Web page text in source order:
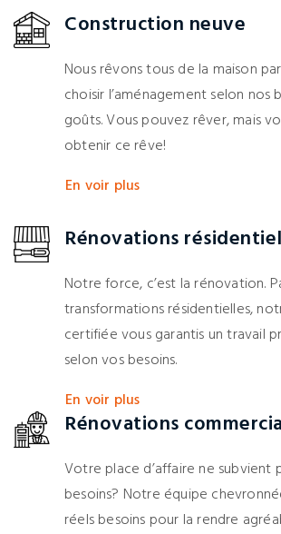
Construction neuve
Nous rêvons tous de la maison
choisir l’aménagement selon nos
goûts. Vous pouvez rêver, mais
obtenir ce rêve!
En voir plus
Rénovations
Notre force, c’est la rénovation.
transformations résidentielles,
certifiée vous garantis un travail
selon vos besoins.
En voir plus
Rénovations
Votre place d’affaire ne subvient
besoins? Notre équipe
réels besoins pour la rendre